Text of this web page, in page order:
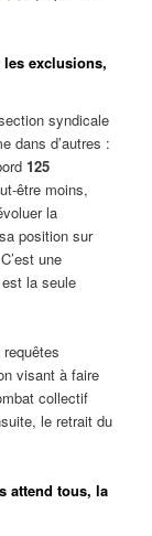
les exclusions,
syndicale
dans d’autres :
125
être moins,
la
position sur
une
la seule
visant à faire
collectif
le retrait du
attend tous, la